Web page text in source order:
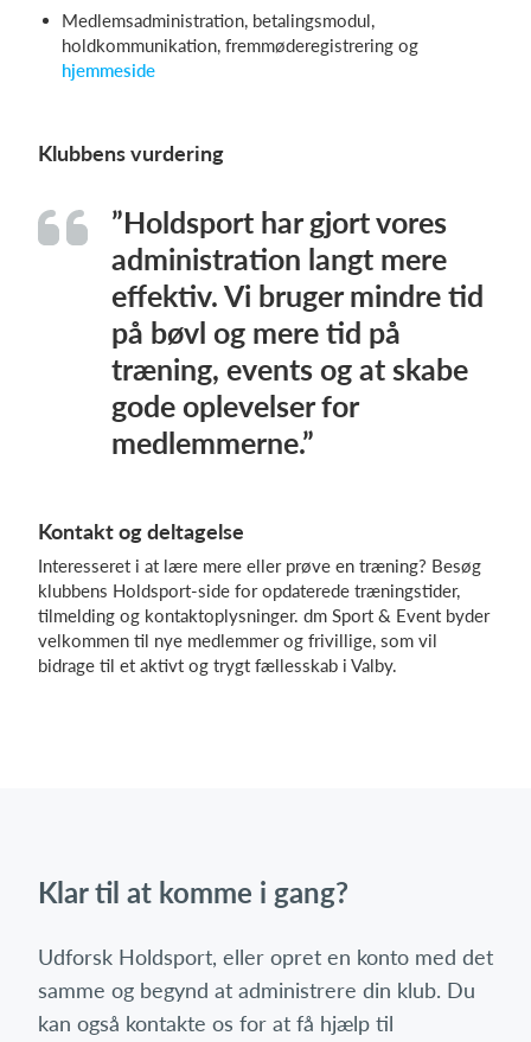
Medlemsadministration, betalingsmodul,
holdkommunikation, fremmøderegistrering og
hjemmeside
Klubbens vurdering
”Holdsport har gjort vores
administration langt mere
effektiv. Vi bruger mindre tid
på bøvl og mere tid på
træning, events og at skabe
gode oplevelser for
medlemmerne.”
Kontakt og deltagelse
Interesseret i at lære mere eller prøve en træning? Besøg
klubbens Holdsport-side for opdaterede træningstider,
tilmelding og kontaktoplysninger. dm Sport & Event byder
velkommen til nye medlemmer og frivillige, som vil
bidrage til et aktivt og trygt fællesskab i Valby.
Klar til at komme i gang?
Udforsk Holdsport, eller opret en konto med det
samme og begynd at administrere din klub. Du
kan også kontakte os for at få hjælp til